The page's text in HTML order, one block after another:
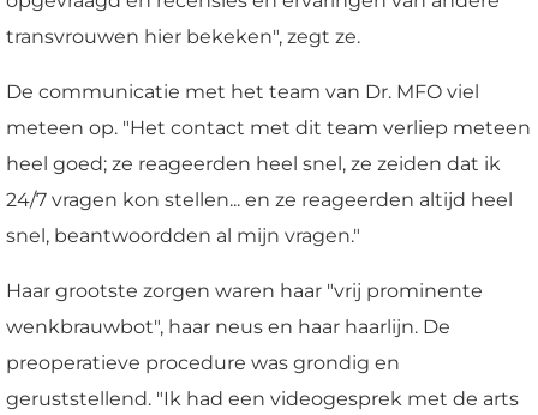
transvrouwen hier bekeken", zegt ze.
De communicatie met het team van Dr. MFO viel
meteen op. "Het contact met dit team verliep meteen
heel goed; ze reageerden heel snel, ze zeiden dat ik
24/7 vragen kon stellen... en ze reageerden altijd heel
snel, beantwoordden al mijn vragen."
Haar grootste zorgen waren haar "vrij prominente
wenkbrauwbot", haar neus en haar haarlijn. De
preoperatieve procedure was grondig en
geruststellend. "Ik had een videogesprek met de arts